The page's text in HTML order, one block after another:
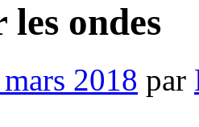
les ondes
2018 par